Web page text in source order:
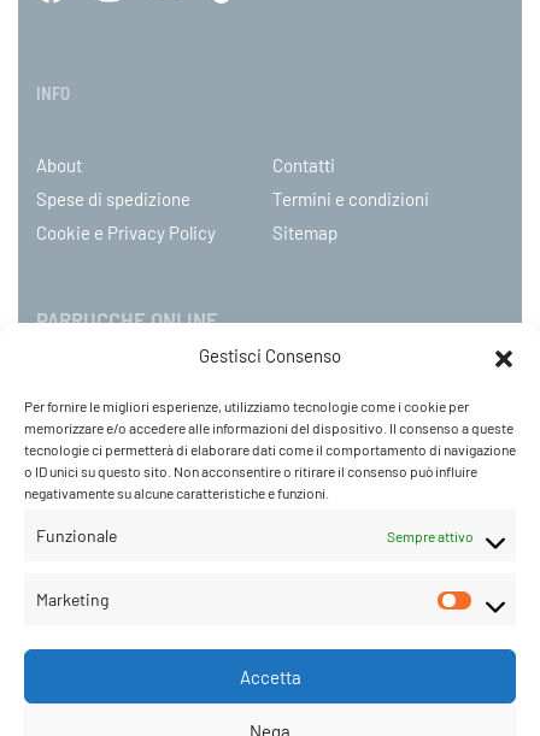
Gestisci Consenso
Per fornire le migliori esperienze, utilizziamo tecnologie come i cookie per
memorizzare e/o accedere alle informazioni del dispositivo. Il consenso a queste
tecnologie ci permetterà di elaborare dati come il comportamento di navigazione
o ID unici su questo sito. Non acconsentire o ritirare il consenso può influire
negativamente su alcune caratteristiche e funzioni.
Funzionale Sempre attivo
Marketing
Accetta
Nega
INFO
About
Contatti
Spese di spedizione
Termini e condizioni
Cookie e Privacy Policy
Sitemap
PARRUCCHE ONLINE
C.so Mazzini 31, NOVARA – Italy
Tel: +39 0321 659378 / 393229
WhatsApp: +39 342 9218104
info@parruccheonline.com
PEC –farcaphair@legalmail.it
14:30–19:00